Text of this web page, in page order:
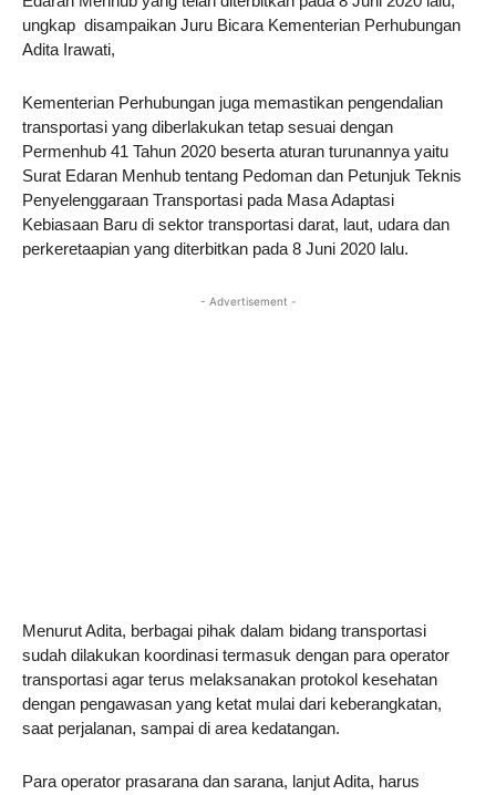
ungkap disampaikan Juru Bicara Kementerian Perhubungan
Adita Irawati,
Kementerian Perhubungan juga memastikan pengendalian
transportasi yang diberlakukan tetap sesuai dengan
Permenhub 41 Tahun 2020 beserta aturan turunannya yaitu
Surat Edaran Menhub tentang Pedoman dan Petunjuk Teknis
Penyelenggaraan Transportasi pada Masa Adaptasi
Kebiasaan Baru di sektor transportasi darat, laut, udara dan
perkeretaapian yang diterbitkan pada 8 Juni 2020 lalu.
- Advertisement -
Menurut Adita, berbagai pihak dalam bidang transportasi
sudah dilakukan koordinasi termasuk dengan para operator
transportasi agar terus melaksanakan protokol kesehatan
dengan pengawasan yang ketat mulai dari keberangkatan,
saat perjalanan, sampai di area kedatangan.
Para operator prasarana dan sarana, lanjut Adita, harus